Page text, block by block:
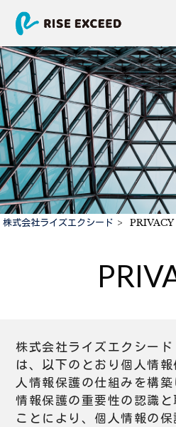
株式会社ライズエクシード > PRIVACY
株式会社ライズエクシード
は、以下のとおり個人情
人情報保護の仕組みを構
情報保護の重要性の認識
ことにより、個人情報の保